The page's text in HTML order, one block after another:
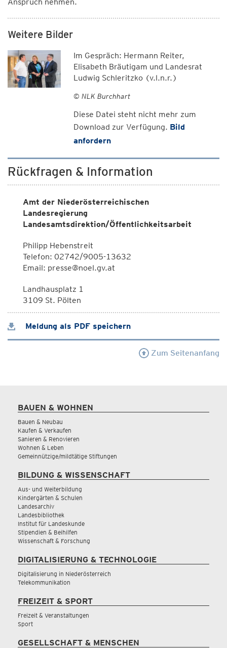
Weitere Bilder
Im Gespräch: Hermann Reiter,
Elisabeth Bräutigam und Landesrat
Ludwig Schleritzko (v.l.n.r.)
© NLK Burchhart
Diese Datei steht nicht mehr zum
Download zur Verfügung. Bild
anfordern
Rückfragen & Information
Amt der Niederösterreichischen
Landesregierung
Landesamtsdirektion/Öffentlichkeitsarbeit
Philipp Hebenstreit
Telefon: 02742/9005-13632
Email: presse@noel.gv.at
Landhausplatz 1
3109 St. Pölten
Meldung als PDF speichern
Zum Seitenanfang
BAUEN & WOHNEN
Bauen & Neubau
Kaufen & Verkaufen
Sanieren & Renovieren
Wohnen & Leben
Gemeinnützige/mildtätige Stiftungen
BILDUNG & WISSENSCHAFT
Aus- und Weiterbildung
Kindergärten & Schulen
Landesarchiv
Landesbibliothek
Institut für Landeskunde
Stipendien & Beihilfen
Wissenschaft & Forschung
DIGITALISIERUNG & TECHNOLOGIE
Digitalisierung in Niederösterreich
Telekommunikation
FREIZEIT & SPORT
Freizeit & Veranstaltungen
Sport
GESELLSCHAFT & MENSCHEN